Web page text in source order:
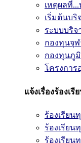
เหตุผลที่
เริ่มต้นบริ
ระบบบริจ
กองทุนจุ
กองทุนภู
โครงการ
แจ้งเรื่องร้องเรี
ร้องเรียน
ร้องเรียน
ร้องเรียน